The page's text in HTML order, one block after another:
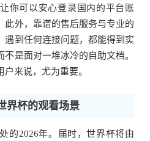
你可以安心登录国内的平台账
此外，靠谱的售后服务与专业的
遇到任何连接问题，都能得到实
是面对一堆冰冷的自助文档。
来说，尤为重要。
界杯的观看场景
的2026年。届时，世界杯将由